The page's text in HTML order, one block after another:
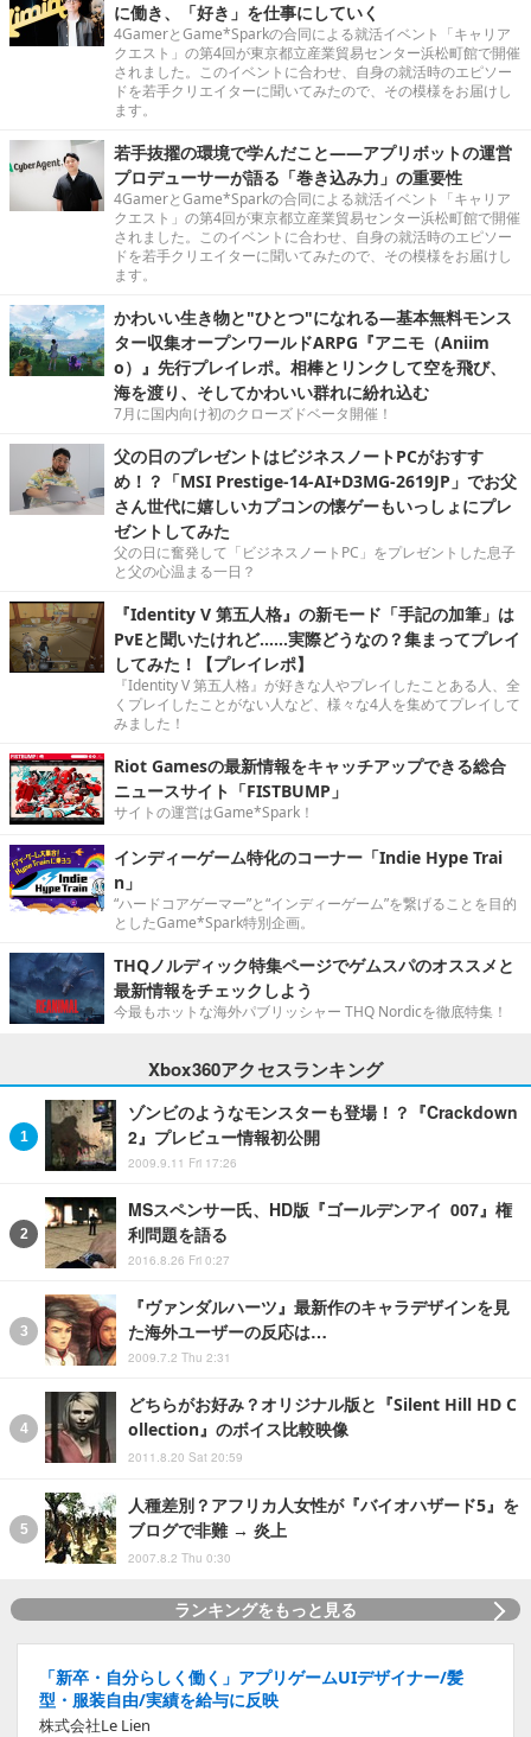
に働き、「好き」を仕事にしていく
4GamerとGame*Sparkの合同による就活イベント「キャリア
クエスト」の第4回が東京都立産業貿易センター浜松町館で開催
されました。このイベントに合わせ、自身の就活時のエピソー
ドを若手クリエイターに聞いてみたので、その模様をお届けし
ます。
若手抜擢の環境で学んだこと――アプリボットの運営
プロデューサーが語る「巻き込み力」の重要性
4GamerとGame*Sparkの合同による就活イベント「キャリア
クエスト」の第4回が東京都立産業貿易センター浜松町館で開催
されました。このイベントに合わせ、自身の就活時のエピソー
ドを若手クリエイターに聞いてみたので、その模様をお届けし
ます。
かわいい生き物と"ひとつ"になれる―基本無料モンス
ター収集オープンワールドARPG『アニモ（Aniim
o）』先行プレイレポ。相棒とリンクして空を飛び、
海を渡り、そしてかわいい群れに紛れ込む
7月に国内向け初のクローズドベータ開催！
父の日のプレゼントはビジネスノートPCがおすす
め！？「MSI Prestige-14-AI+D3MG-2619JP」でお父
さん世代に嬉しいカプコンの懐ゲーもいっしょにプレ
ゼントしてみた
父の日に奮発して「ビジネスノートPC」をプレゼントした息子
と父の心温まる一日？
『Identity V 第五人格』の新モード「手記の加筆」は
PvEと聞いたけれど……実際どうなの？集まってプレイ
してみた！【プレイレポ】
『Identity V 第五人格』が好きな人やプレイしたことある人、全
くプレイしたことがない人など、様々な4人を集めてプレイして
みました！
Riot Gamesの最新情報をキャッチアップできる総合
ニュースサイト「FISTBUMP」
サイトの運営はGame*Spark！
インディーゲーム特化のコーナー「Indie Hype Trai
n」
“ハードコアゲーマー”と“インディーゲーム”を繋げることを目的
としたGame*Spark特別企画。
THQノルディック特集ページでゲムスパのオススメと
最新情報をチェックしよう
今最もホットな海外パブリッシャー THQ Nordicを徹底特集！
Xbox360アクセスランキング
ゾンビのようなモンスターも登場！？『Crackdown
2』プレビュー情報初公開
2009.9.11 Fri 17:26
MSスペンサー氏、HD版『ゴールデンアイ 007』権
利問題を語る
2016.8.26 Fri 0:27
『ヴァンダルハーツ』最新作のキャラデザインを見
た海外ユーザーの反応は…
2009.7.2 Thu 2:31
どちらがお好み？オリジナル版と『Silent Hill HD C
ollection』のボイス比較映像
2011.8.20 Sat 20:59
人種差別？アフリカ人女性が『バイオハザード5』を
ブログで非難 → 炎上
2007.8.2 Thu 0:30
ランキングをもっと見る
「新卒・自分らしく働く」アプリゲームUIデザイナー/髪
型・服装自由/実績を給与に反映
株式会社Le Lien